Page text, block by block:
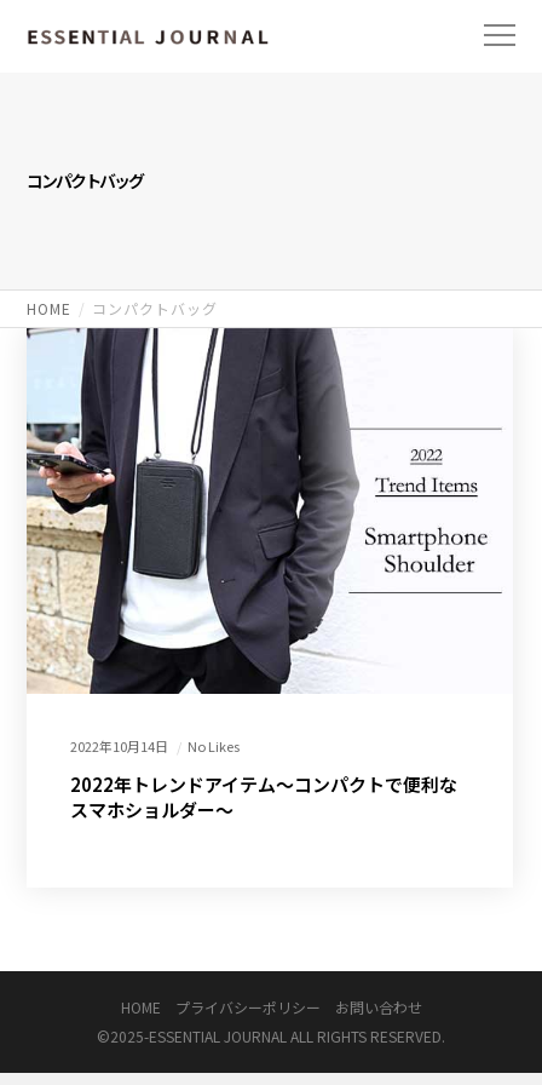
コンパクトバッグ
HOME コンパクトバッグ
2022年10月14日 No Likes
2022年トレンドアイテム～コンパクトで便利な
スマホショルダー～
HOME プライバシーポリシー
お問い合わせ
©2025-ESSENTIAL JOURNAL ALL RIGHTS RESERVED.